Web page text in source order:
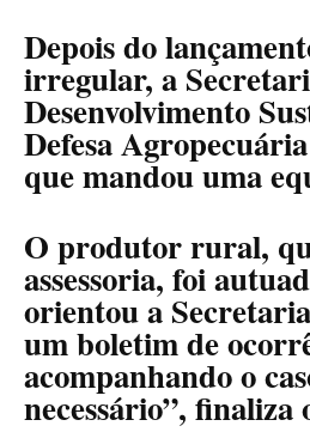
Depois do
irregular, a
Desenvolvimento
Defesa
que mandou uma
O produtor rural,
assessoria, foi
orientou a
um boletim de
acompanhando o
necessário”, finaliza